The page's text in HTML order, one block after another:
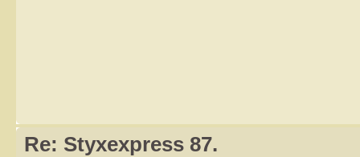
Re: Styxexpress 87.